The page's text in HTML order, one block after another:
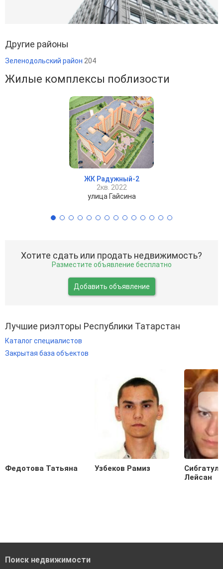
Другие районы
Зеленодольский район 204
Жилые комплексы поблизости
ЖК Радужный-2
2кв. 2022
улица Гайсина
Хотите сдать или продать недвижимость?
Разместите объявление бесплатно
Добавить объявление
Лучшие риэлторы Республики Татарстан
Каталог специалистов
Закрытая база объектов
Федотова Татьяна Узбеков Рамиз
Лейсан
Поиск недвижимости